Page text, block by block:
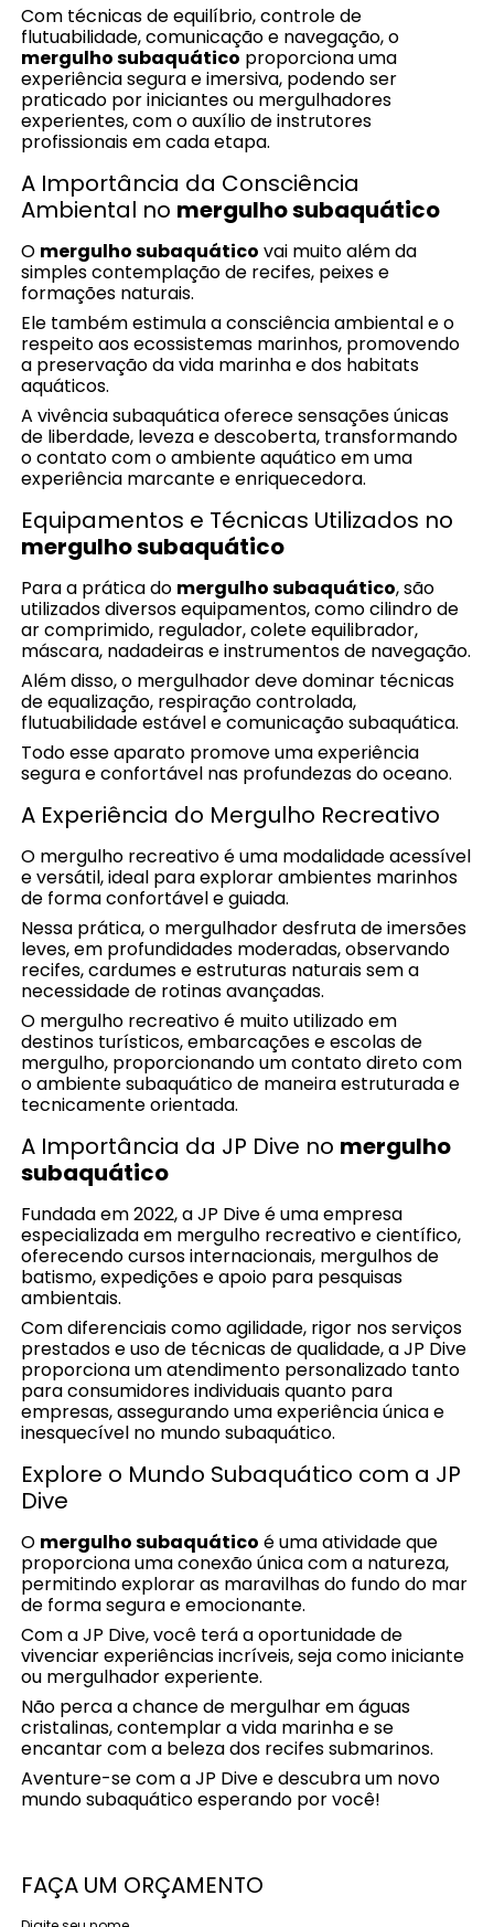
Com técnicas de equilíbrio, controle de
flutuabilidade, comunicação e navegação, o
mergulho subaquático proporciona uma
experiência segura e imersiva, podendo ser
praticado por iniciantes ou mergulhadores
experientes, com o auxílio de instrutores
profissionais em cada etapa.
A Importância da Consciência
Ambiental no mergulho subaquático
O mergulho subaquático vai muito além da
simples contemplação de recifes, peixes e
formações naturais.
Ele também estimula a consciência ambiental e o
respeito aos ecossistemas marinhos, promovendo
a preservação da vida marinha e dos habitats
aquáticos.
A vivência subaquática oferece sensações únicas
de liberdade, leveza e descoberta, transformando
o contato com o ambiente aquático em uma
experiência marcante e enriquecedora.
Equipamentos e Técnicas Utilizados no
mergulho subaquático
Para a prática do mergulho subaquático, são
utilizados diversos equipamentos, como cilindro de
ar comprimido, regulador, colete equilibrador,
máscara, nadadeiras e instrumentos de navegação.
Além disso, o mergulhador deve dominar técnicas
de equalização, respiração controlada,
flutuabilidade estável e comunicação subaquática.
Todo esse aparato promove uma experiência
segura e confortável nas profundezas do oceano.
A Experiência do Mergulho Recreativo
O mergulho recreativo é uma modalidade acessível
e versátil, ideal para explorar ambientes marinhos
de forma confortável e guiada.
Nessa prática, o mergulhador desfruta de imersões
leves, em profundidades moderadas, observando
recifes, cardumes e estruturas naturais sem a
necessidade de rotinas avançadas.
O mergulho recreativo é muito utilizado em
destinos turísticos, embarcações e escolas de
mergulho, proporcionando um contato direto com
o ambiente subaquático de maneira estruturada e
tecnicamente orientada.
A Importância da JP Dive no mergulho
subaquático
Fundada em 2022, a JP Dive é uma empresa
especializada em mergulho recreativo e científico,
oferecendo cursos internacionais, mergulhos de
batismo, expedições e apoio para pesquisas
ambientais.
Com diferenciais como agilidade, rigor nos serviços
prestados e uso de técnicas de qualidade, a JP Dive
proporciona um atendimento personalizado tanto
para consumidores individuais quanto para
empresas, assegurando uma experiência única e
inesquecível no mundo subaquático.
Explore o Mundo Subaquático com a JP
Dive
O mergulho subaquático é uma atividade que
proporciona uma conexão única com a natureza,
permitindo explorar as maravilhas do fundo do mar
de forma segura e emocionante.
Com a JP Dive, você terá a oportunidade de
vivenciar experiências incríveis, seja como iniciante
ou mergulhador experiente.
Não perca a chance de mergulhar em águas
cristalinas, contemplar a vida marinha e se
encantar com a beleza dos recifes submarinos.
Aventure-se com a JP Dive e descubra um novo
mundo subaquático esperando por você!
FAÇA UM ORÇAMENTO